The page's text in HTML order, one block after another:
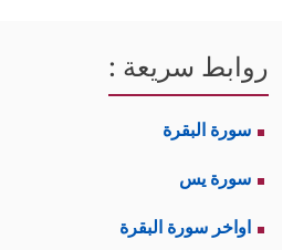
روابط سريعة :
سورة البقرة
سورة يس
اواخر سورة البقرة